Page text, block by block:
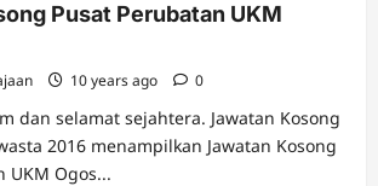
Pusat Perubatan UKM
10 years ago 0
dan selamat sejahtera. Jawatan Kosong
2016 menampilkan Jawatan Kosong
UKM Ogos...